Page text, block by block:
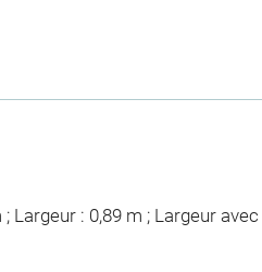
Largeur : 0,89 m ; Largeur avec